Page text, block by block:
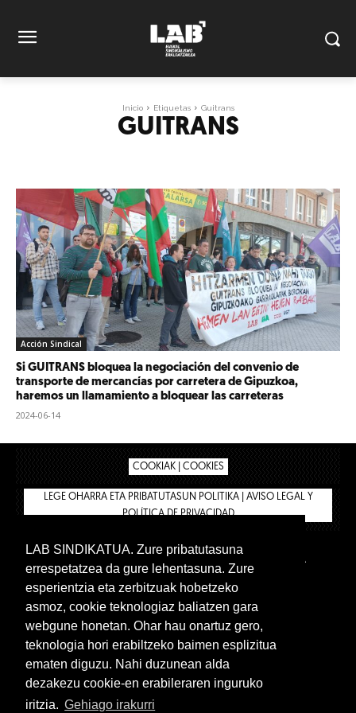
Inicio Etiquetas Guitrans
GUITRANS
Acción Sindical
Si GUITRANS bloquea la negociación del convenio de
transporte de mercancías por carretera de Gipuzkoa,
haremos un llamamiento a bloquear las carreteras
2024-06-14
COOKIAK | COOKIES
LEGE OHARRA ETA PRIBATUTASUN POLITIKA | AVISO LEGAL Y
POLÍTICA DE PRIVACIDAD
BIZILAN.EUS
TIENDA
INTRANET 🔑
Euskera Castellano
LAB SINDIKATUA. Zure pribatutasuna
errespetatzea da gure lehentasuna. Zure
esperientzia eta zerbitzuak hobetzeko
asmoz, cookie teknologiaz baliatzen gara
webgune honetan. Ohar hau onartuz gero,
teknologia hori erabiltzeko baimen esplizitua
ematen diguzu. Nahi duzunean alda
dezakezu cookie-en erabileraren inguruko
iritzia. Gehiago irakurri